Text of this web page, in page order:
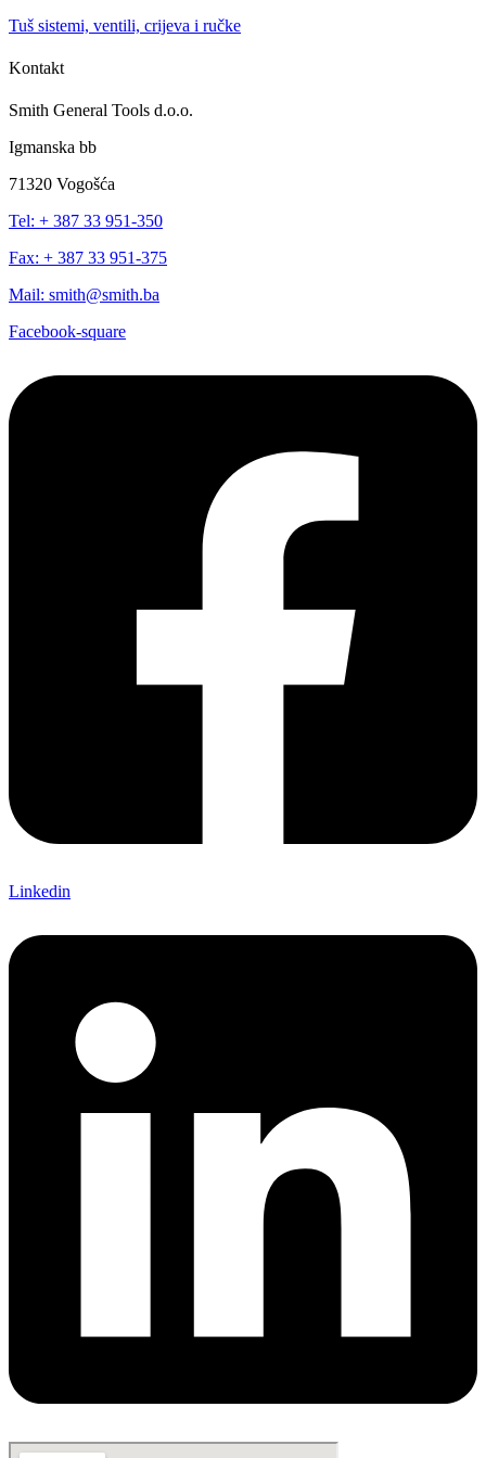
Tuš sistemi, ventili, crijeva i ručke
Kontakt
Smith General Tools d.o.o.
Igmanska bb
71320 Vogošća
Tel: + 387 33 951-350
Fax: + 387 33 951-375
Mail: smith@smith.ba
Facebook-square
Linkedin